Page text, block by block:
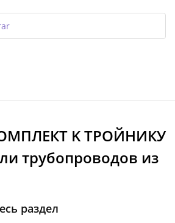
K ТРОЙНИКУ
трубопроводов из
раздел